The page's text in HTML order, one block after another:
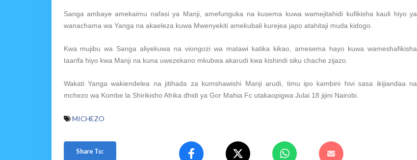
Sanga ambaye amekaimu nafasi ya Manji, amefunguka na kusema kuwa wamejitahidi kufikisha kauli hiyo ya
wanachama wa Yanga na akaeleza kuwa Mwenyekiti amekubali kurejea japo atahitaji muda kidogo.
Kwa mujibu wa Sanga aliyekuwa na viongozi wa matawi katika kikao, amesema hayo kuwa wameshafikisha
taarifa hiyo kwa Manji na kuna uwezekano mkubwa akarudi kwa kishindi siku chache zijazo.
Wakati Yanga wakiendelea na jitihada za kumshawishi Manji arudi, timu ipo kambini hivi sasa ikijiandaa na
mchezo wa Kombe la Shirikisho Afrika dhidi ya Gor Mahia Fc utakaopigwa Julai 18 jijini Nairobi.
MICHEZO
Share To: